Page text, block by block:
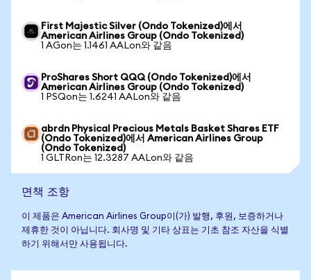
First Majestic Silver (Ondo Tokenized)에서
American Airlines Group (Ondo Tokenized)
1 AGon는 1.1461 AALon와 같음
ProShares Short QQQ (Ondo Tokenized)에서
American Airlines Group (Ondo Tokenized)
1 PSQon는 1.6241 AALon와 같음
abrdn Physical Precious Metals Basket Shares ETF
(Ondo Tokenized)에서 American Airlines Group
(Ondo Tokenized)
1 GLTRon는 12.3287 AALon와 같음
면책 조항
이 제품은 American Airlines Group이(가) 발행, 후원, 보증하거나
제휴한 것이 아닙니다. 회사명 및 기타 상표는 기초 참조 자산을 식별
하기 위해서만 사용됩니다.